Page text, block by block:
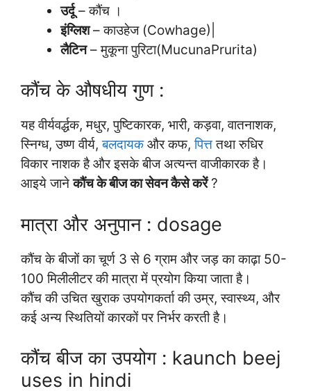
उर्दू– कौंच ।
इंग्लिश– काउहेज (Cowhage)|
लैटिन– मुकूना पुरिटा(MucunaPrurita)
कौंच के औषधीय गुण :
यह वीर्यवर्द्धक, मधुर, पुष्टिकारक, भारी, कड़वा, वातनाशक,
स्निग्ध, उष्ण वीर्य,बलदायकऔर कफ,पित्ततथा रुधिर
विकार नाशक है और इसके बीज अत्यन्त वाजीकारक है।
आइये जानेकौंच के बीज का सेवन कैसे करें?
मात्रा और अनुपान : dosage
कौंच के बीजों का चूर्ण 3 से 6 ग्राम और जड़ का काढ़ा 50-
100 मिलीलीटर की मात्रा में प्रयोग किया जाता है।
कौंच की उचित खुराक उपयोगकर्ता की उम्र, स्वास्थ्य, और
कई अन्य स्थितियों कारकों पर निर्भर करती है।
कौंच बीज का उपयोग : kaunch beej
uses in hindi